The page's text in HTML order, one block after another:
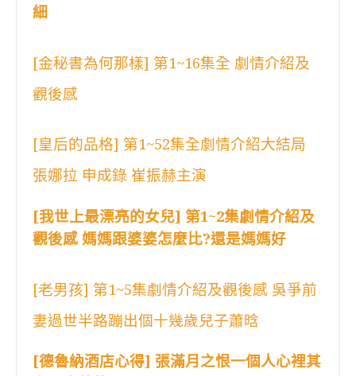
細
[金秘書為何那樣] 第1~16集全 劇情介紹及
觀後感
[皇后的品格] 第1~52集全劇情介紹大結局
張娜拉 申成錄 崔振赫主演
[我世上最漂亮的女兒] 第1~2集劇情介紹及
觀後感 媽媽跟婆婆怎麼比?還是媽媽好
[老男孩] 第1~5集劇情介紹及觀後感 吳爭前
妻過世半路蹦出個十幾歲兒子蕭晗
[德魯納酒店心得] 張滿月之恨一個人心裡其